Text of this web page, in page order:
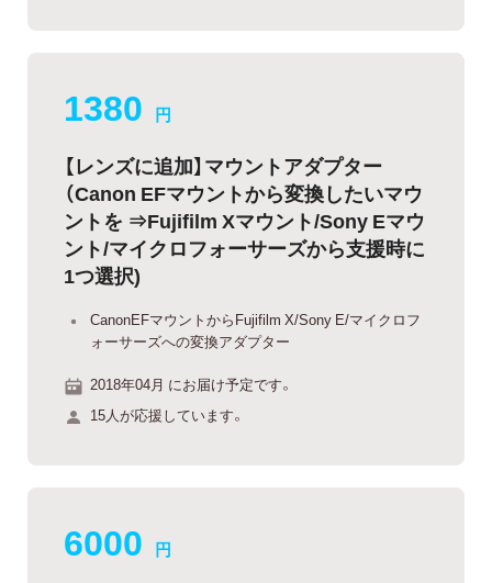
1380 円
【レンズに追加】マウントアダプター
（Canon EFマウントから変換したいマウ
ントを ⇒Fujifilm Xマウント/Sony Eマウ
ント/マイクロフォーサーズから支援時に
1つ選択)
CanonEFマウントからFujifilm X/Sony E/マイクロフ
ォーサーズへの変換アダプター
2018年04月 にお届け予定です。
15人が応援しています。
6000 円